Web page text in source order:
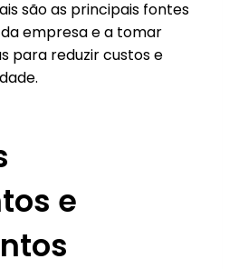
são as principais fontes
empresa e a tomar
para reduzir custos e
e